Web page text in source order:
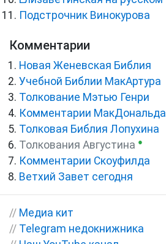
Подстрочник Винокурова
Комментарии
Новая Женевская Библия
Учебной Библии МакАртура
Толкование Мэтью Генри
Комментарии МакДональда
Толковая Библия Лопухина
Толкования Августина ●
Комментарии Скоуфилда
Ветхий Завет сегодня
// Медиа кит
// Telegram недокнижника